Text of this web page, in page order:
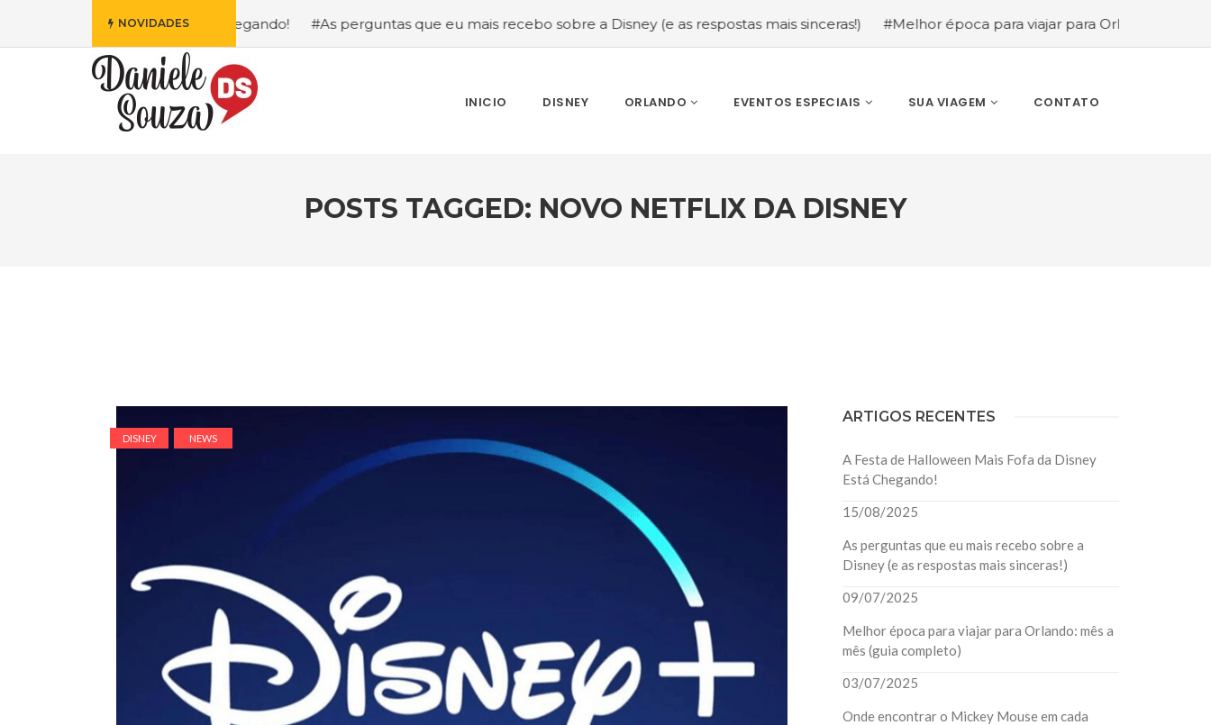
NOVIDADES
Fofa da Disney Está Chegando! #As perguntas que eu mais recebo sobre a Disney (e as respostas mais sinceras!) #Melhor época para viajar para Orlando: mês a mês
INICIO DISNEY ORLANDO EVENTOS ESPECIAIS SUA VIAGEM CONTATO
POSTS TAGGED: NOVO NETFLIX DA DISNEY
DISNEY NEWS
ARTIGOS RECENTES
A Festa de Halloween Mais Fofa da Disney
Está Chegando!
15/08/2025
As perguntas que eu mais recebo sobre a
Disney (e as respostas mais sinceras!)
09/07/2025
Melhor época para viajar para Orlando: mês a
mês (guia completo)
03/07/2025
Onde encontrar o Mickey Mouse em cada